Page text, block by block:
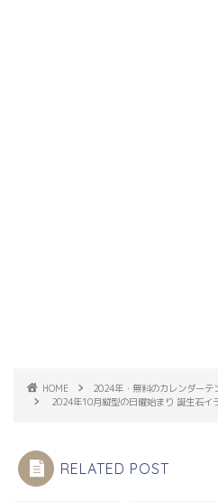
HOME
2024年・無料のカレンダーテ
2024年10月縦型の日曜始まり 誕生石イ
RELATED POST